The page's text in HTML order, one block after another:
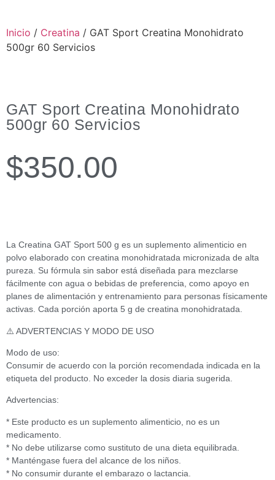
Inicio / Creatina / GAT Sport Creatina Monohidrato
500gr 60 Servicios
GAT Sport Creatina Monohidrato
500gr 60 Servicios
$350.00
La Creatina GAT Sport 500 g es un suplemento alimenticio en
polvo elaborado con creatina monohidratada micronizada de alta
pureza. Su fórmula sin sabor está diseñada para mezclarse
fácilmente con agua o bebidas de preferencia, como apoyo en
planes de alimentación y entrenamiento para personas físicamente
activas. Cada porción aporta 5 g de creatina monohidratada.
⚠️ ADVERTENCIAS Y MODO DE USO
Modo de uso:
Consumir de acuerdo con la porción recomendada indicada en la
etiqueta del producto. No exceder la dosis diaria sugerida.
Advertencias:
* Este producto es un suplemento alimenticio, no es un
medicamento.
* No debe utilizarse como sustituto de una dieta equilibrada.
* Manténgase fuera del alcance de los niños.
* No consumir durante el embarazo o lactancia.